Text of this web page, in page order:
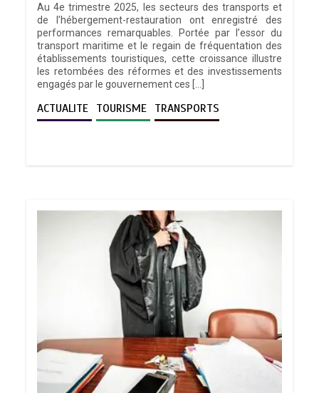
Au 4e trimestre 2025, les secteurs des transports et
de l’hébergement-restauration ont enregistré des
performances remarquables. Portée par l’essor du
transport maritime et le regain de fréquentation des
établissements touristiques, cette croissance illustre
les retombées des réformes et des investissements
engagés par le gouvernement ces […]
ACTUALITE TOURISME TRANSPORTS